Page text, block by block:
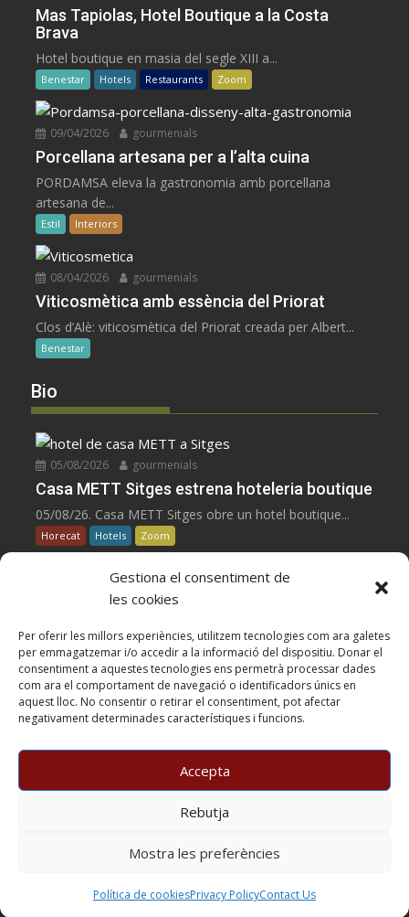
Gestiona el consentiment de
les cookies
Per oferir les millors experiències, utilitzem tecnologies com ara galetes
per emmagatzemar i/o accedir a la informació del dispositiu. Donar el
consentiment a aquestes tecnologies ens permetrà processar dades
com ara el comportament de navegació o identificadors únics en
aquest lloc. No consentir o retirar el consentiment, pot afectar
negativament determinades característiques i funcions.
Accepta
Rebutja
Mostra les preferències
Política de cookiesPrivacy PolicyContact Us
Mas Tapiolas, Hotel Boutique a la Costa
Brava
Hotel boutique en masia del segle XIII a...
Benestar Hotels Restaurants Zoom
09/04/2026 gourmenials
Porcellana artesana per a l’alta cuina
PORDAMSA eleva la gastronomia amb porcellana
artesana de...
Estil Interiors
08/04/2026 gourmenials
Viticosmètica amb essència del Priorat
Clos d’Alè: viticosmètica del Priorat creada per Albert...
Benestar
Bio
05/08/2026 gourmenials
Casa METT Sitges estrena hoteleria boutique
05/08/26. Casa METT Sitges obre un hotel boutique...
Horecat Hotels Zoom
La UE aprova la IGP Pernil Cerretà, un...
Carns Rebost Zoom
04/08/2026 gourmenials
Copyright BARCELONA SIGNATURE PRESS, S.L. © All rights